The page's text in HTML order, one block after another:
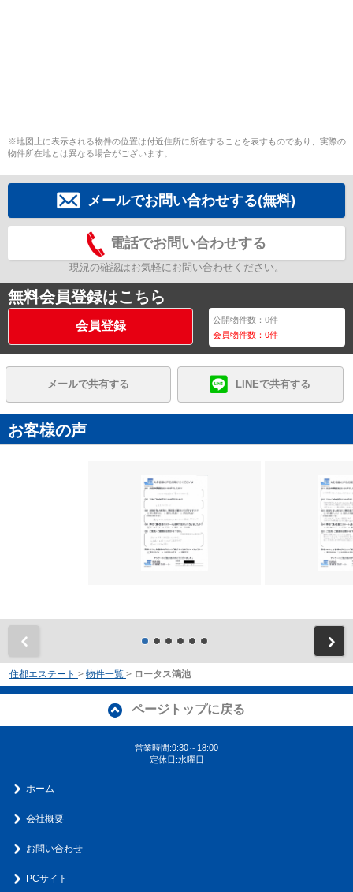
※地図上に表示される物件の位置は付近住所に所在することを表すものであり、実際の
物件所在地とは異なる場合がございます。
メールでお問い合わせする(無料)
電話でお問い合わせする
現況の確認はお気軽にお問い合わせください。
無料会員登録はこちら
会員登録 公開物件数：0件
会員物件数：0件
メールで共有する LINEで共有する
お客様の声
住都エステート > 物件一覧 > ロータス鴻池
ページトップに戻る
営業時間:9:30～18:00
定休日:水曜日
ホーム
会社概要
お問い合わせ
PCサイト